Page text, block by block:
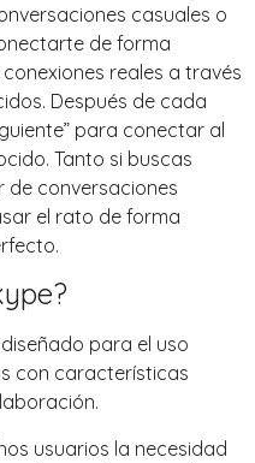
casuales o
de forma
reales a través
Después de cada
para conectar al
Tanto si buscas
de conversaciones
el rato de forma
para el uso
con características
usuarios la necesidad